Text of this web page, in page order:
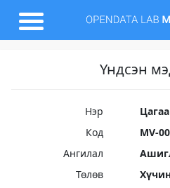
Үндсэн
Нэр
Код
MV-
Ангилал
Төлөв